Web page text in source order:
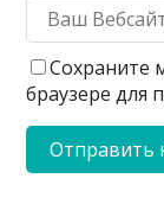
Сохраните
браузере для